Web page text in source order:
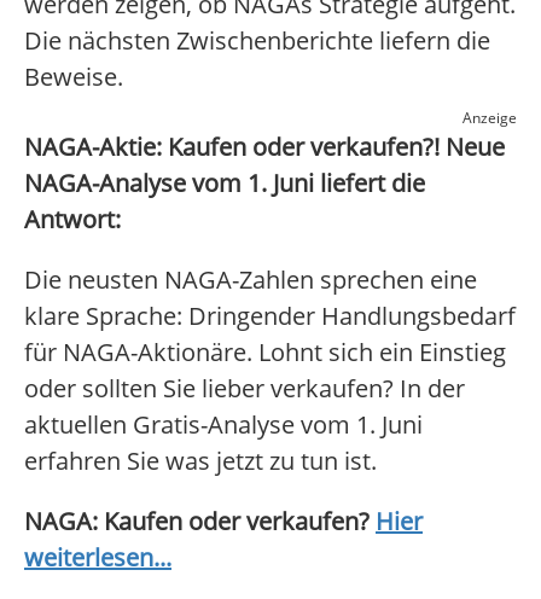
Die nächsten Zwischenberichte liefern die
Beweise.
Anzeige
NAGA-Aktie: Kaufen oder verkaufen?! Neue
NAGA-Analyse vom 1. Juni liefert die
Antwort:
Die neusten NAGA-Zahlen sprechen eine
klare Sprache: Dringender Handlungsbedarf
für NAGA-Aktionäre. Lohnt sich ein Einstieg
oder sollten Sie lieber verkaufen? In der
aktuellen Gratis-Analyse vom 1. Juni
erfahren Sie was jetzt zu tun ist.
NAGA: Kaufen oder verkaufen? Hier
weiterlesen...